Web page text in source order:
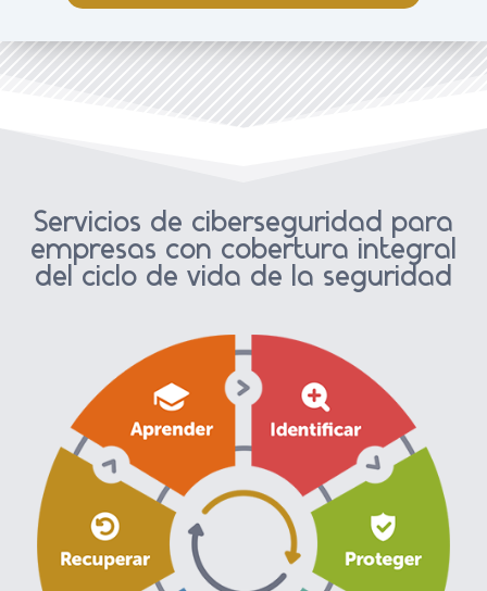
Servicios de ciberseguridad para
empresas con cobertura integral
del ciclo de vida de la seguridad